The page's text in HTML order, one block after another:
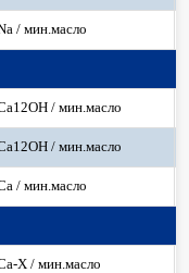
/ мин.масло
/ мин.масло
/ мин.масло
/ мин.масло
X / мин.масло